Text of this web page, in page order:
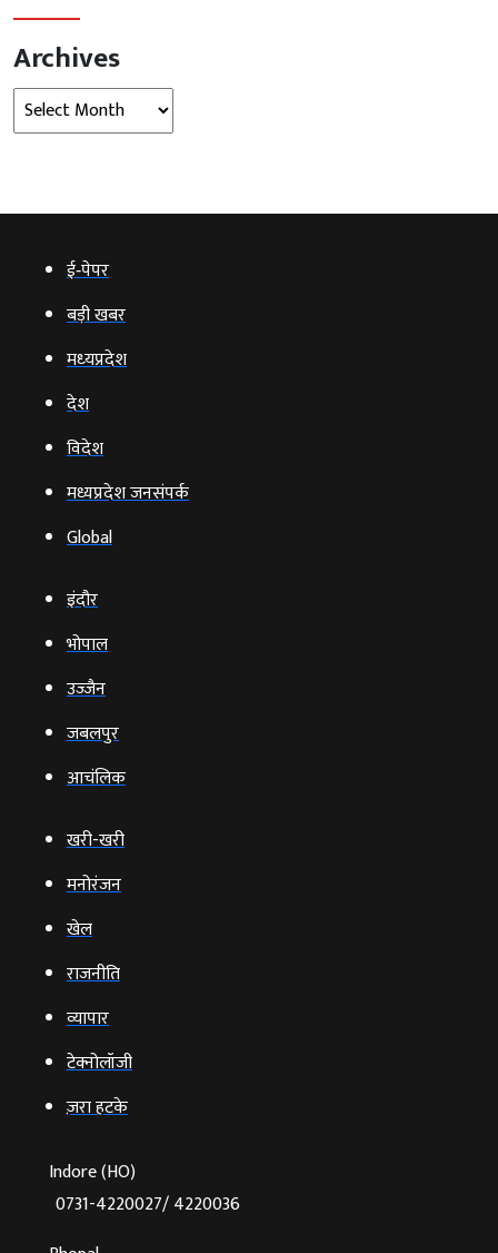
Archives
Archives
ई‑पेपर
बड़ी खबर
मध्‍यप्रदेश
देश
विदेश
मध्यप्रदेश जनसंपर्क
Global
इंदौर
भोपाल
उज्‍जैन
जबलपुर
आचंलिक
खरी-खरी
मनोरंजन
खेल
राजनीति
व्‍यापार
टेक्‍नोलॉजी
ज़रा हटके
Indore (HO)
0731-4220027/ 4220036